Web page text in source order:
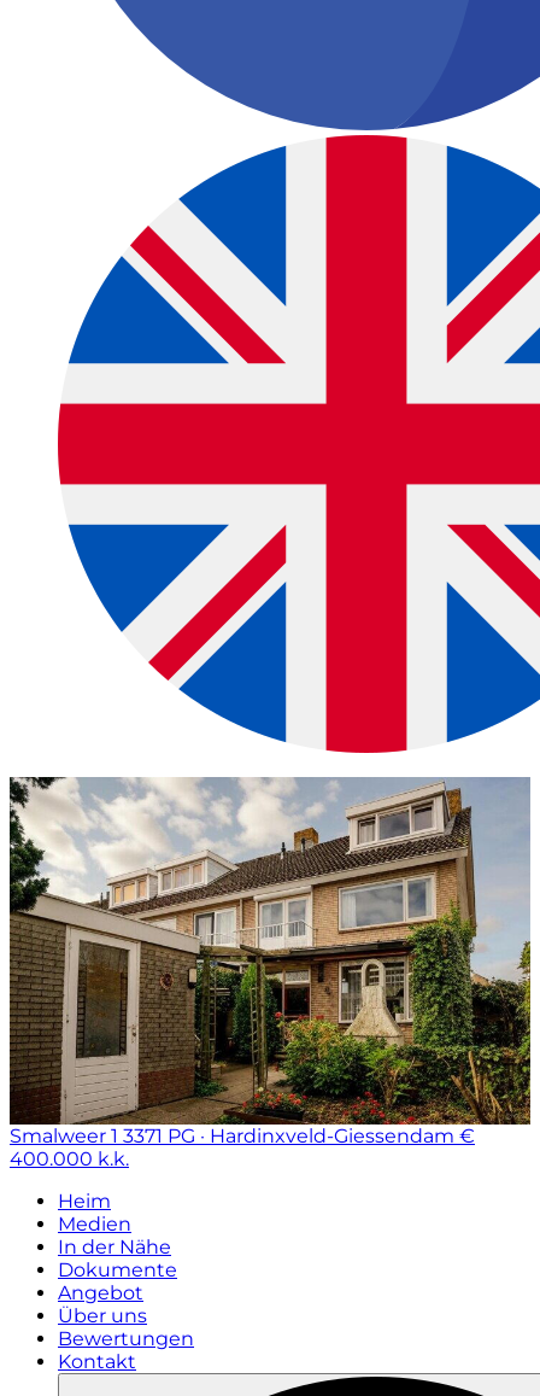
Smalweer 1 3371 PG · Hardinxveld-Giessendam €
400.000 k.k.
Heim
Medien
In der Nähe
Dokumente
Angebot
Über uns
Bewertungen
Kontakt